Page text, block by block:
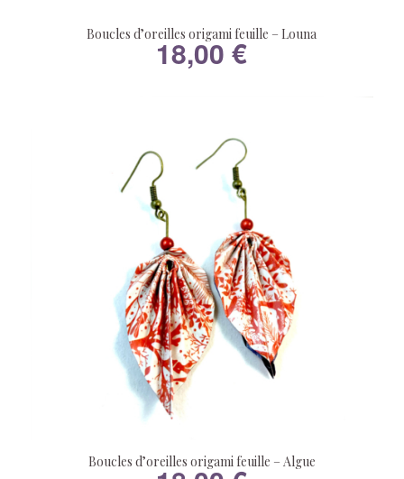
Boucles d’oreilles origami feuille – Louna
18,00€
Boucles d’oreilles origami feuille – Algue